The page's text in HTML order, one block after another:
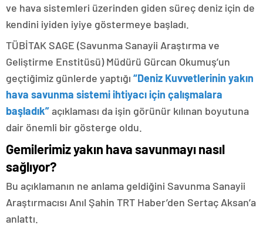
ve hava sistemleri üzerinden giden süreç deniz için de
kendini iyiden iyiye göstermeye başladı.
TÜBİTAK SAGE (Savunma Sanayii Araştırma ve
Geliştirme Enstitüsü) Müdürü Gürcan Okumuş’un
geçtiğimiz günlerde yaptığı “Deniz Kuvvetlerinin yakın
hava savunma sistemi ihtiyacı için çalışmalara
başladık”açıklaması da işin görünür kılınan boyutuna
dair önemli bir gösterge oldu.
Gemilerimiz yakın hava savunmayı nasıl
sağlıyor?
Bu açıklamanın ne anlama geldiğini Savunma Sanayii
Araştırmacısı Anıl Şahin TRT Haber’den Sertaç Aksan’a
anlattı.